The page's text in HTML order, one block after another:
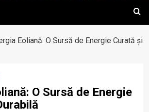
Eoliană: O Sursă de Energie Curată și
O Sursă de Energie